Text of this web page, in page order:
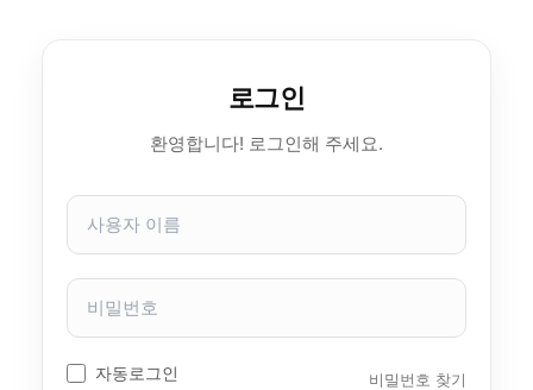
로그인
환영합니다! 로그인해 주세요.
사
자
이
비
번
호
자동로그인 비밀번호 찾기